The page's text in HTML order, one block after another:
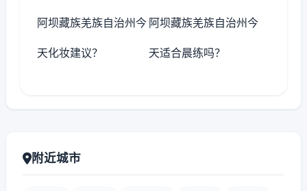
阿坝藏族羌族自治州今
天化妆建议？
阿坝藏族羌族自治州今
天适合晨练吗？
附近城市